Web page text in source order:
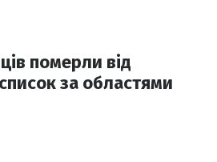
померли від
за областями